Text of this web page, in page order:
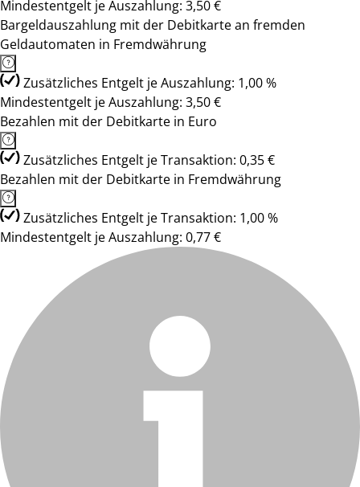
Mindestentgelt je Auszahlung: 3,50 €
Bargeldauszahlung mit der Debitkarte an fremden
Geldautomaten in Fremdwährung
Zusätzliches Entgelt je Auszahlung: 1,00 %
Mindestentgelt je Auszahlung: 3,50 €
Bezahlen mit der Debitkarte in Euro
Zusätzliches Entgelt je Transaktion: 0,35 €
Bezahlen mit der Debitkarte in Fremdwährung
Zusätzliches Entgelt je Transaktion: 1,00 %
Mindestentgelt je Auszahlung: 0,77 €